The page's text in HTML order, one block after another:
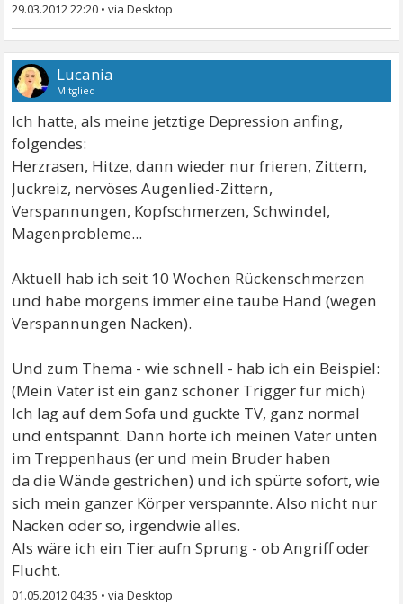
29.03.2012 22:20 •
Lucania
Mitglied
Ich hatte, als meine jetztige Depression anfing,
folgendes:
Herzrasen, Hitze, dann wieder nur frieren, Zittern,
Juckreiz, nervöses Augenlied-Zittern,
Verspannungen, Kopfschmerzen, Schwindel,
Magenprobleme...
Aktuell hab ich seit 10 Wochen Rückenschmerzen
und habe morgens immer eine taube Hand (wegen
Verspannungen Nacken).
Und zum Thema - wie schnell - hab ich ein Beispiel:
(Mein Vater ist ein ganz schöner Trigger für mich)
Ich lag auf dem Sofa und guckte TV, ganz normal
und entspannt. Dann hörte ich meinen Vater unten
im Treppenhaus (er und mein Bruder haben
da die Wände gestrichen) und ich spürte sofort, wie
sich mein ganzer Körper verspannte. Also nicht nur
Nacken oder so, irgendwie alles.
Als wäre ich ein Tier aufn Sprung - ob Angriff oder
Flucht.
01.05.2012 04:35 •